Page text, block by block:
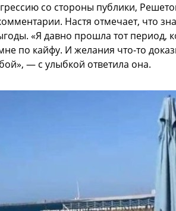
со стороны публики,
Настя отмечает, что
«Я давно прошла тот период,
по кайфу. И желания что-то
— с улыбкой ответила она.